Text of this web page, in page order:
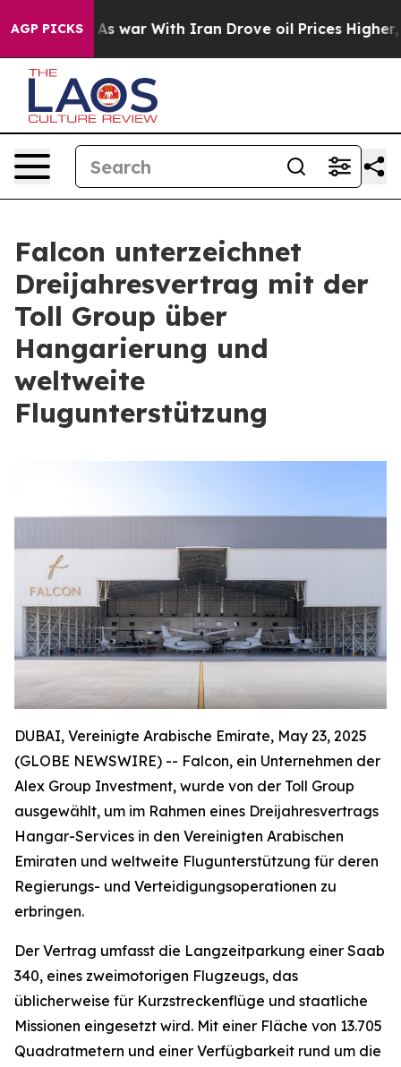
AGP PICKS
Didn’t As war With Iran Drove oil Prices Higher,
Falcon unterzeichnet
Dreijahresvertrag mit der
Toll Group über
Hangarierung und
weltweite
Flugunterstützung
DUBAI, Vereinigte Arabische Emirate, May 23, 2025
(GLOBE NEWSWIRE) -- Falcon, ein Unternehmen der
Alex Group Investment, wurde von der Toll Group
ausgewählt, um im Rahmen eines Dreijahresvertrags
Hangar-Services in den Vereinigten Arabischen
Emiraten und weltweite Flugunterstützung für deren
Regierungs- und Verteidigungsoperationen zu
erbringen.
Der Vertrag umfasst die Langzeitparkung einer Saab
340, eines zweimotorigen Flugzeugs, das
üblicherweise für Kurzstreckenflüge und staatliche
Missionen eingesetzt wird. Mit einer Fläche von 13.705
Quadratmetern und einer Verfügbarkeit rund um die